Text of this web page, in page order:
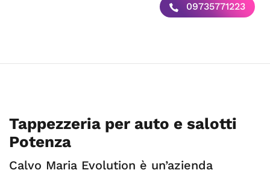
09735771223
Tappezzeria per auto e salotti
Potenza
Calvo Maria Evolution è un’azienda